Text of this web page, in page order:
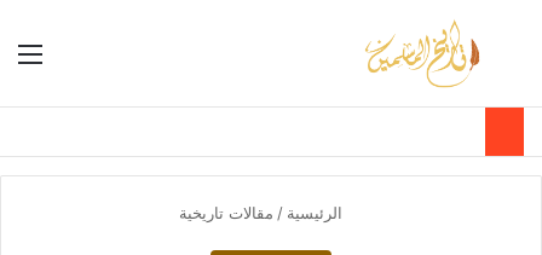
الوضع بحث عن
الرئيسية / مقالات تاريخية